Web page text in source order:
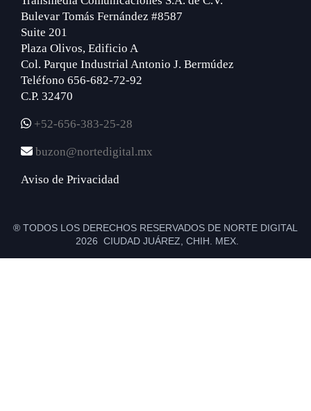
Bulevar Tomás Fernández #8587
Suite 201
Plaza Olivos, Edificio A
Col. Parque Industrial Antonio J. Bermúdez
Teléfono 656-682-72-92
C.P. 32470
+52-656-383-25-28
buzon@nortedigital.mx
Aviso de Privacidad
® TODOS LOS DERECHOS RESERVADOS DE NORTE DIGITAL
2026 CIUDAD JUÁREZ, CHIH. MEX.